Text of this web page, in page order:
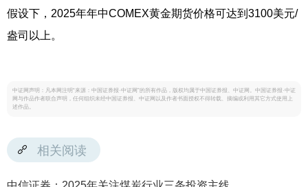
假设下，2025年年中COMEX黄金期货价格可达到3100美元/
盎司以上。
中证网声明：凡本网注明“来源：中国证券报·中证网”的所有作品，版权均属于中国证券报、中证网。中国证券报·中证
网与作品作者联合声明，任何组织未经中国证券报、中证网以及作者书面授权不得转载、摘编或利用其它方式使用上
述作品。
相关阅读